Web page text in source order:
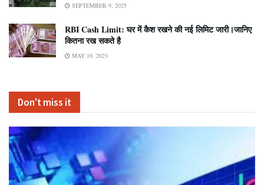
SEPTEMBER 9, 2025
RBI Cash Limit: घर में कैश रखने की नई लिमिट जारी।जानिए
कितना रख सकते है
MAY 19, 2023
Don't miss it